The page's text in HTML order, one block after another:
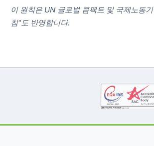
이 원칙은 UN 글로벌 콤팩트 및 국제노동
침"도 반영합니다.